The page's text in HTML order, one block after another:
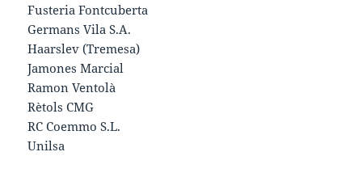
Fusteria Fontcuberta
Germans Vila S.A.
Haarslev (Tremesa)
Jamones Marcial
Ramon Ventolà
Rètols CMG
RC Coemmo S.L.
Unilsa